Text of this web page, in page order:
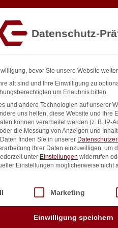
238x185x(H)100mm
€ exkl. MwSt. In
Datenschutz-
bevor Sie unsere Website
alt sind und Ihre Einwilligung zu
um Erlaubnis bitten.
und andere Technologien auf unserer
uns helfen, diese Website und Ihre
können verarbeitet werden (z. B. IP-
die Messung von Anzeigen und
finden Sie in unserer
Ihrer Daten einzuwilligen, um
unter Einstellungen widerrufen
Einstellungen möglicherweise nicht
Service-Gruppen, für die eine
Marketing
Einwilligung speichern